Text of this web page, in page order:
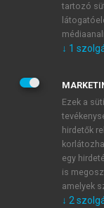
JELSZÓ
JELSZÓ ÚJRA
Kérek
Kérek
tartozó
↓ 1
Ezek a
hirdetők
egy
is
amelyek
↓ 2